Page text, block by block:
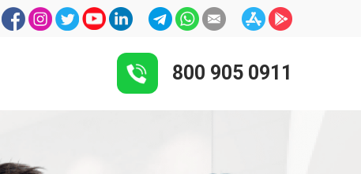
800 905 0911